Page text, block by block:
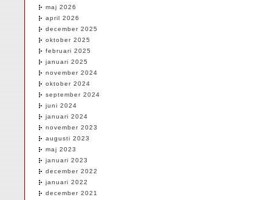
maj 2026
april 2026
december 2025
oktober 2025
februari 2025
januari 2025
november 2024
oktober 2024
september 2024
juni 2024
januari 2024
november 2023
augusti 2023
maj 2023
januari 2023
december 2022
januari 2022
december 2021